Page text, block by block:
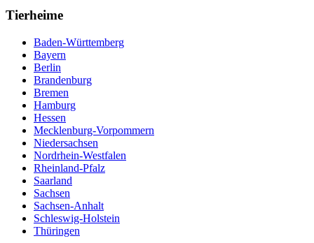
Tierheime
Baden-Württemberg
Bayern
Berlin
Brandenburg
Bremen
Hamburg
Hessen
Mecklenburg-Vorpommern
Niedersachsen
Nordrhein-Westfalen
Rheinland-Pfalz
Saarland
Sachsen
Sachsen-Anhalt
Schleswig-Holstein
Thüringen